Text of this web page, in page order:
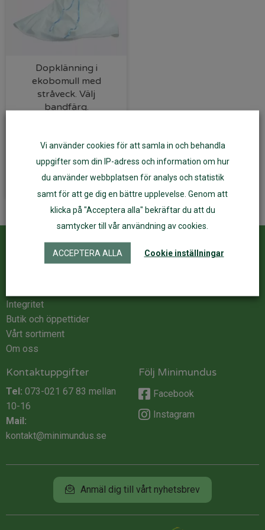
Dopklänning i
ekobomull med
stråveck. Välj
bandfärg.
Välj alternativ
Kundservice
Integritet
Butik och öppettider
Vårt sortiment
Om oss
ÅF Login
Kontaktuppgifter
Tel: 073-021 67 83 mellan
10-16
Mail:
kontakt@minimundus.se
Följ Minimundus
Facebook
Instagram
Anmäl dig till vårt nyhetsbrev
Vi använder cookies för att samla in och behandla
uppgifter som din IP-adress och information om hur
du använder webbplatsen för analys och statistik
samt för att ge dig en bättre upplevelse. Genom att
klicka på "Acceptera alla" bekräftar du att du
samtycker till vår användning av cookies.
ACCEPTERA ALLA Cookie inställningar